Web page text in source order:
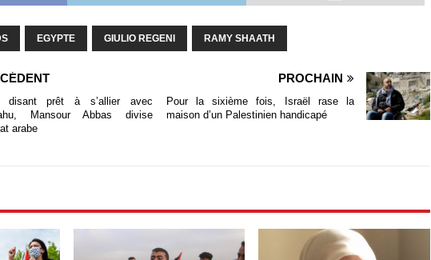
EGYPTE GIULIO REGENI RAMY SHAATH
disant prêt à s’allier avec
Mansour Abbas divise
arabe
PROCHAIN
Pour la sixième fois, Israël rase la
maison d’un Palestinien handicapé